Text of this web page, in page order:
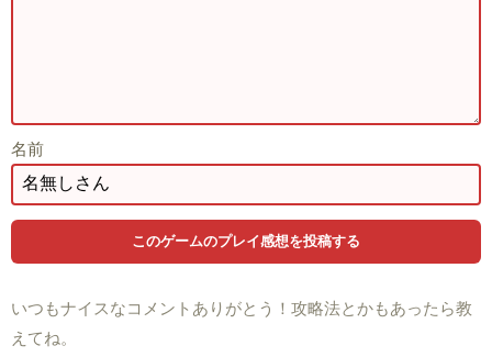
名前
いつもナイスなコメントありがとう！攻略法とかもあったら教
えてね。